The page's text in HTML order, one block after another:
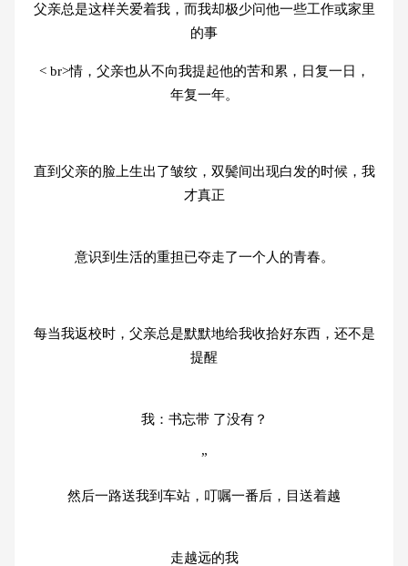
父亲总是这样关爱着我，而我却极少问他一些工作或家里
的事
< br>情，父亲也从不向我提起他的苦和累，日复一日，
年复一年。
直到父亲的脸上生出了皱纹，双鬓间出现白发的时候，我
才真正
意识到生活的重担已夺走了一个人的青春。
每当我返校时，父亲总是默默地给我收拾好东西，还不是
提醒
我：书忘带 了没有？
”
然后一路送我到车站，叮嘱一番后，目送着越
走越远的我